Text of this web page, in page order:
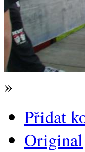
»
Přidat
Original